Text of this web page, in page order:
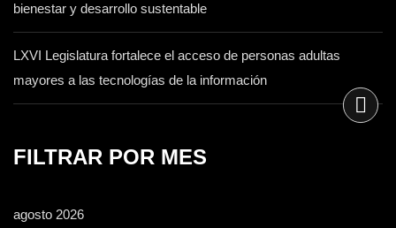
bienestar y desarrollo sustentable
LXVI Legislatura fortalece el acceso de personas adultas
mayores a las tecnologías de la información
FILTRAR POR MES
agosto 2026